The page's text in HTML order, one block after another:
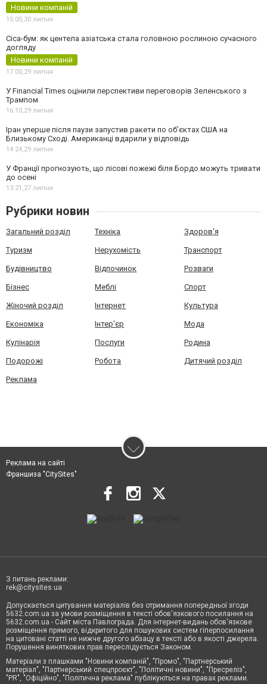
Новини компаній
15:00,30 липня
Cica-бум: як центела азіатська стала головною рослиною сучасного
догляду
Новини компаній
17:00,29 липня
У Financial Times оцінили перспективи переговорів Зеленського з
Трампом
16:10,29 липня
Іран уперше після паузи запустив ракети по обʼєктах США на
Близькому Сході. Американці вдарили у відповідь
14:24,29 липня
У Франції прогнозують, що лісові пожежі біля Бордо можуть тривати
до осені
13:21,27 липня
Рубрики новин
Загальний розділ Техніка Здоров'я
Туризм Нерухомість Транспорт
Будівництво Відпочинок Розваги
Бізнес Меблі Спорт
Жіночий розділ Інтернет Культура
Економіка Інтер'єр Мода
Кулінарія Послуги Родина
Подорожі Робота Дитячий розділ
Реклама
Реклама на сайті
Франшиза "CitySites"
З питань реклами:
rek@citysites.ua
Допускається цитування матеріалів без отримання попередньої згоди
5632.com.ua за умови розміщення в тексті обов'язкового посилання на
5632.com.ua - Сайт міста Павлограда. Для інтернет-видань обов'язкове
розміщення прямого, відкритого для пошукових систем гіперпосилання
на цитовані статті не нижче другого абзацу в тексті або в якості джерела.
Порушення виняткових прав переслідується Законом.
Матеріали з плашками "Новини компаній", "Промо", "Партнерський
матеріал", "Партнерський спецпроєкт", "Політичні новини", "Пресреліз",
"PR", "Офіційно", "Політична реклама" публікуються на правах реклами.